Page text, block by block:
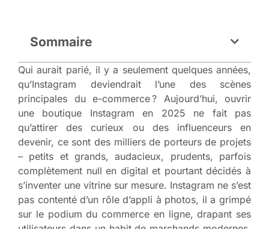
Sommaire
Qui aurait parié, il y a seulement quelques années,
qu’Instagram deviendrait l’une des scènes
principales du e-commerce ? Aujourd’hui, ouvrir
une boutique Instagram en 2025 ne fait pas
qu’attirer des curieux ou des influenceurs en
devenir, ce sont des milliers de porteurs de projets
– petits et grands, audacieux, prudents, parfois
complètement null en digital et pourtant décidés à
s’inventer une vitrine sur mesure. Instagram ne s’est
pas contenté d’un rôle d’appli à photos, il a grimpé
sur le podium du commerce en ligne, drapant ses